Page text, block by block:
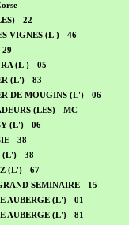
- 22
VIGNES (L') - 46
(L') - 05
(L') - 83
DE MOUGINS (L') - 06
(LES) - MC
(L') - 06
- 38
(L') - 38
(L') - 67
SEMINAIRE - 15
AUBERGE (L') - 01
AUBERGE (L') - 81